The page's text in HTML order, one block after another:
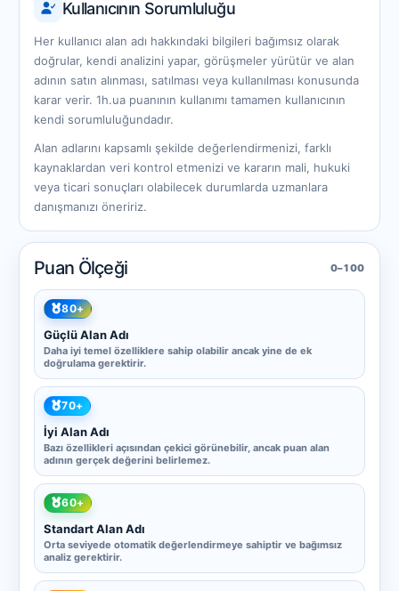
Kullanıcının Sorumluluğu
Her kullanıcı alan adı hakkındaki bilgileri bağımsız olarak
doğrular, kendi analizini yapar, görüşmeler yürütür ve alan
adının satın alınması, satılması veya kullanılması konusunda
karar verir. 1h.ua puanının kullanımı tamamen kullanıcının
kendi sorumluluğundadır.
Alan adlarını kapsamlı şekilde değerlendirmenizi, farklı
kaynaklardan veri kontrol etmenizi ve kararın mali, hukuki
veya ticari sonuçları olabilecek durumlarda uzmanlara
danışmanızı öneririz.
Puan Ölçeği 0–100
80+
Güçlü Alan Adı
Daha iyi temel özelliklere sahip olabilir ancak yine de ek
doğrulama gerektirir.
70+
İyi Alan Adı
Bazı özellikleri açısından çekici görünebilir, ancak puan alan
adının gerçek değerini belirlemez.
60+
Standart Alan Adı
Orta seviyede otomatik değerlendirmeye sahiptir ve bağımsız
analiz gerektirir.